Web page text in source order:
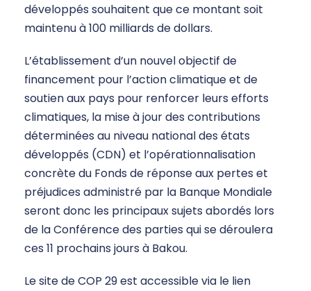
développés souhaitent que ce montant soit
maintenu à 100 milliards de dollars.
L’établissement d’un nouvel objectif de
financement pour l’action climatique et de
soutien aux pays pour renforcer leurs efforts
climatiques, la mise à jour des contributions
déterminées au niveau national des états
développés (CDN) et l’opérationnalisation
concrète du Fonds de réponse aux pertes et
préjudices administré par la Banque Mondiale
seront donc les principaux sujets abordés lors
de la Conférence des parties qui se déroulera
ces 11 prochains jours à Bakou.
Le site de COP 29 est accessible via le lien